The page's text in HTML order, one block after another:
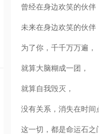
曾经在身边欢笑的伙伴
未来在身边欢笑的伙伴
为了你，千千万万遍，
就算大脑糊成一团，
就算自我毁灭，
没有关系，消失在时间
这一切，都是命运石之